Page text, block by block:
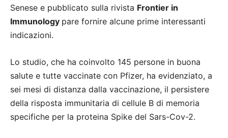
Senese e pubblicato sulla rivista Frontier in
Immunology pare fornire alcune prime interessanti
indicazioni.
Lo studio, che ha coinvolto 145 persone in buona
salute e tutte vaccinate con Pfizer, ha evidenziato, a
sei mesi di distanza dalla vaccinazione, il persistere
della risposta immunitaria di cellule B di memoria
specifiche per la proteina Spike del Sars-Cov-2.